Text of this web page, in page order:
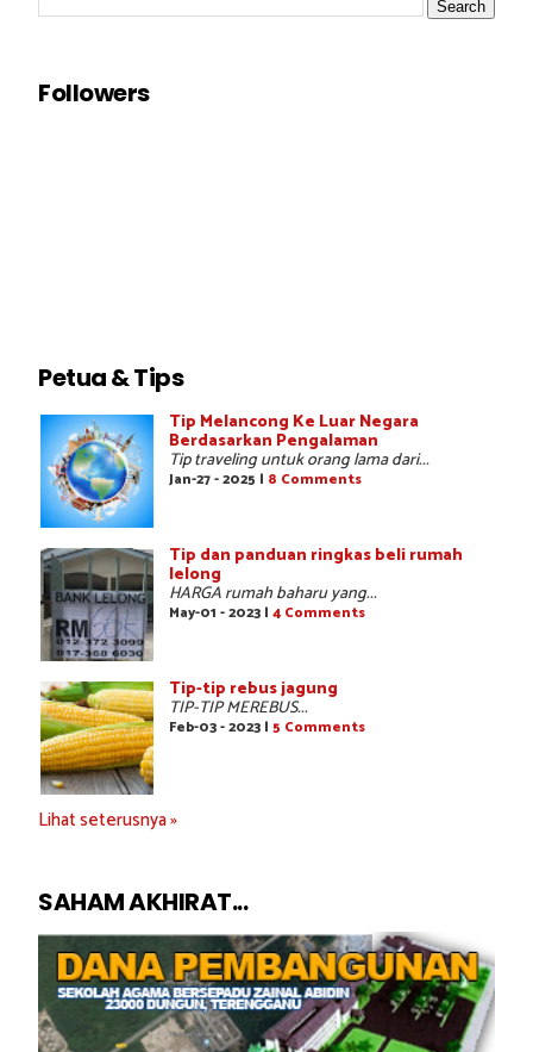
Followers
Petua & Tips
Tip Melancong Ke Luar Negara
Berdasarkan Pengalaman
Tip traveling untuk orang lama dari...
Jan-27 - 2025 | 8 Comments
Tip dan panduan ringkas beli rumah
lelong
HARGA rumah baharu yang...
May-01 - 2023 | 4 Comments
Tip-tip rebus jagung
TIP-TIP MEREBUS...
Feb-03 - 2023 | 5 Comments
Lihat seterusnya »
SAHAM AKHIRAT...